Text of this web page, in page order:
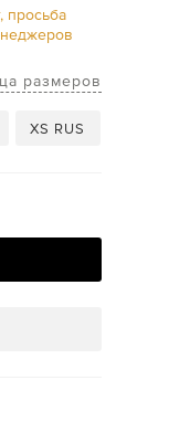
просьба
размеров
XS RUS